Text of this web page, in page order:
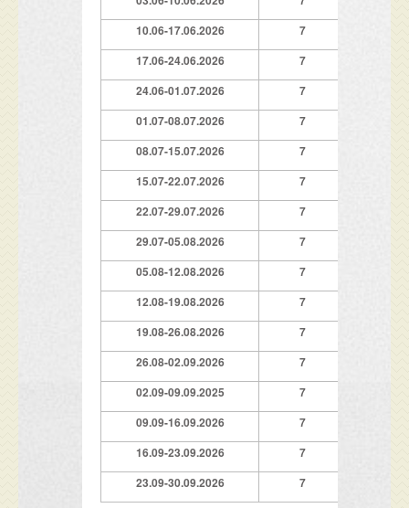
10.06-17.06.2026
7
17.06-24.06.2026
7
24.06-01.07.2026
7
01.07-08.07.2026
7
08.07-15.07.2026
7
15.07-22.07.2026
7
22.07-29.07.2026
7
29.07-05.08.2026
7
05.08-12.08.2026
7
12.08-19.08.2026
7
19.08-26.08.2026
7
26.08-02.09.2026
7
02.09-09.09.2025
7
09.09-16.09.2026
7
16.09-23.09.2026
7
23.09-30.09.2026
7